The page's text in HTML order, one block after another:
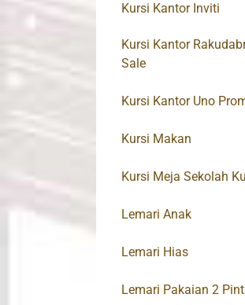
Kursi Kantor Inviti
Kursi Kantor
Sale
Kursi Kantor Uno
Kursi Makan
Kursi Meja Sekolah
Lemari Anak
Lemari Hias
Lemari Pakaian 2